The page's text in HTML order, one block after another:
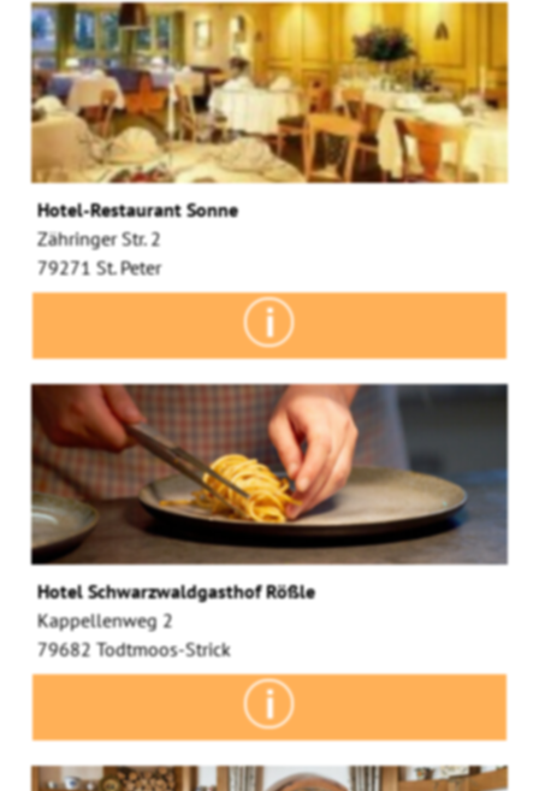
Hotel-Restaurant Sonne
Zähringer Str. 2
79271 St. Peter
Hotel Schwarzwaldgasthof Rößle
Kappellenweg 2
79682 Todtmoos-Strick